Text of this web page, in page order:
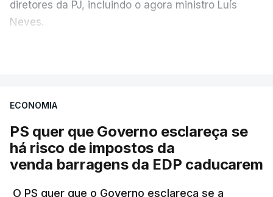
diretores da PJ, incluindo o agora ministro Luís
Neves.
Não há prazos fixados para a conclusão desta
avaliação à Polícia Judiciária.
Do início da polémica com a revelação de obras a
título pessoal, numa propriedade no Alentejo, feitas
pelo mesmo empreiteiro contratado 17 vezes para
ECONOMIA
PS quer que Governo esclareça se
há risco de impostos da
venda barragens da EDP caducarem
O PS quer que o Governo esclareça se a